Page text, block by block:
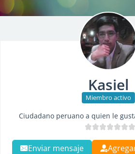
Kasiel
Miembro activo
Ciudadano peruano a quien le
Enviar mensaje